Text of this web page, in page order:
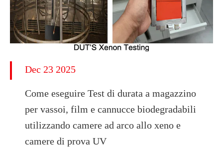
Dec 23 2025
Come eseguire Test di durata a magazzino
per vassoi, film e cannucce biodegradabili
utilizzando camere ad arco allo xeno e
camere di prova UV